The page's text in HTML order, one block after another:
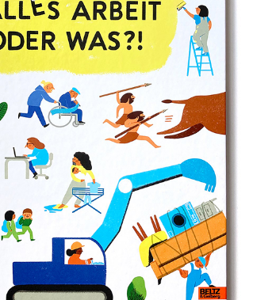
ALLES ARBEIT ODER WAS?!
2022